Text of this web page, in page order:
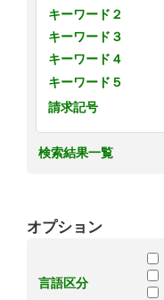
キーワード２
キーワード３
キーワード４
キーワード５
請求記号
検索結果一覧
オプション
言語区分